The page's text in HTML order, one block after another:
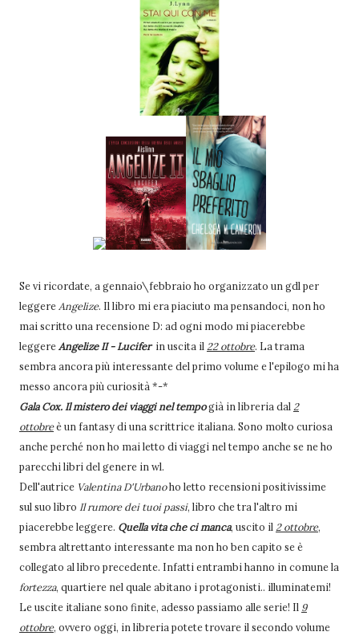
Se vi ricordate, a gennaio\febbraio ho organizzato un gdl per
leggereAngelize. Il libro mi era piaciuto ma pensandoci, non ho
mai scritto una recensione D: ad ogni modo mi piacerebbe
leggereAngelize II - Lucifer in uscita il22 ottobre. La trama
sembra ancora più interessante del primo volume e l'epilogo mi ha
messo ancora più curiosità *-*
Gala Cox. Il mistero dei viaggi nel tempogià in libreria dal2
ottobreè un fantasy di una scrittrice italiana. Sono molto curiosa
anche perché non ho mai letto di viaggi nel tempo anche se ne ho
parecchi libri del genere in wl.
Dell'autrice Valentina D'Urbanoho letto recensioni positivissime
sul suo libro Il rumore dei tuoi passi, libro che tra l'altro mi
piacerebbe leggere. Quella vita che ci manca, uscito il2 ottobre,
sembra altrettanto interessante ma non ho ben capito se è
collegato al libro precedente. Infatti entrambi hanno in comune la
fortezza, quartiere nel quale abitano i protagonisti.. illuminatemi!
Le uscite italiane sono finite, adesso passiamo alle serie! Il 9
ottobre, ovvero oggi, in libreria potete trovare il secondo volume